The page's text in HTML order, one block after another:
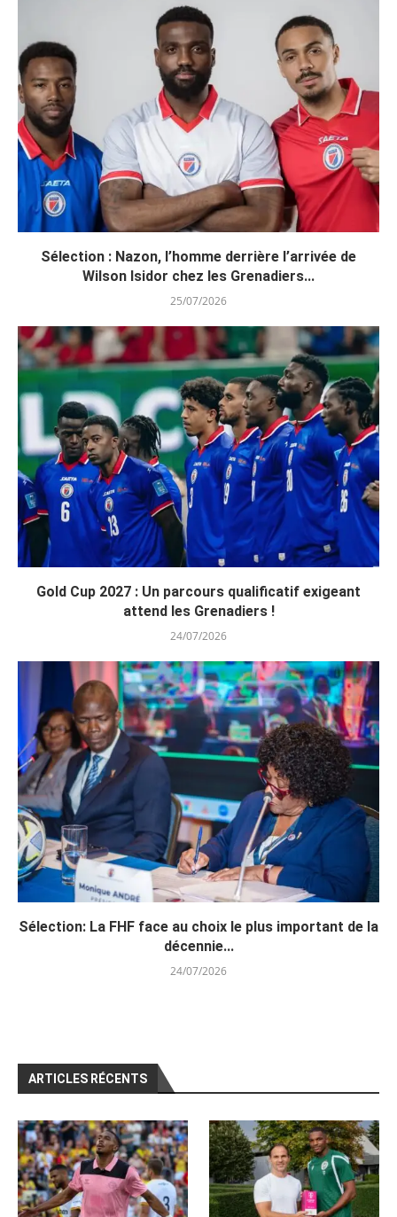
Sélection : Nazon, l’homme derrière l’arrivée de
Wilson Isidor chez les Grenadiers...
25/07/2026
Gold Cup 2027 : Un parcours qualificatif exigeant
attend les Grenadiers !
24/07/2026
Sélection: La FHF face au choix le plus important de la
décennie...
24/07/2026
ARTICLES RÉCENTS